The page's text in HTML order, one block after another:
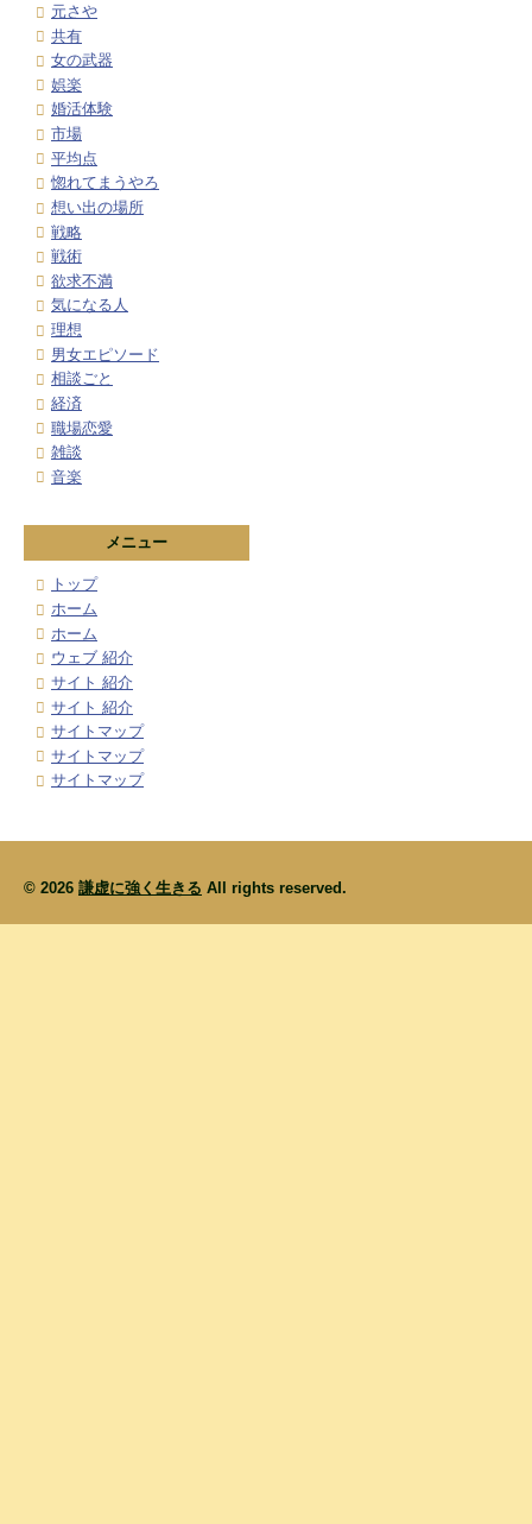
元さや
共有
女の武器
娯楽
婚活体験
市場
平均点
惚れてまうやろ
想い出の場所
戦略
戦術
欲求不満
気になる人
理想
男女エピソード
相談ごと
経済
職場恋愛
雑談
音楽
メニュー
トップ
ホーム
ホーム
ウェブ 紹介
サイト 紹介
サイト 紹介
サイトマップ
サイトマップ
サイトマップ
© 2026 謙虚に強く生きる All rights reserved.